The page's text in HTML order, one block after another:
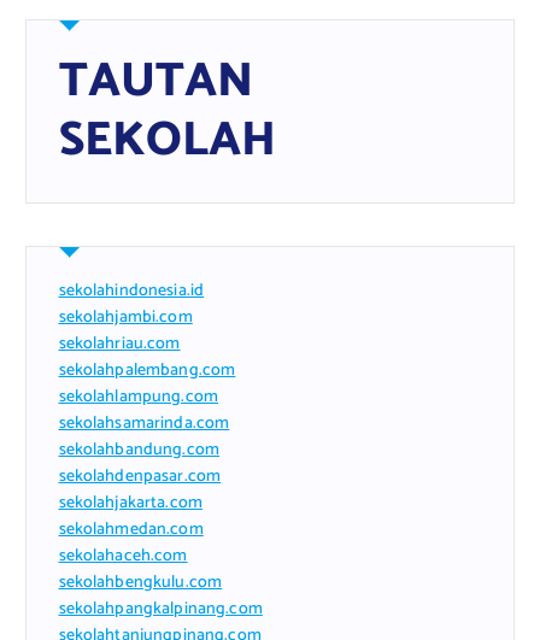
TAUTAN
SEKOLAH
sekolahindonesia.id
sekolahjambi.com
sekolahriau.com
sekolahpalembang.com
sekolahlampung.com
sekolahsamarinda.com
sekolahbandung.com
sekolahdenpasar.com
sekolahjakarta.com
sekolahmedan.com
sekolahaceh.com
sekolahbengkulu.com
sekolahpangkalpinang.com